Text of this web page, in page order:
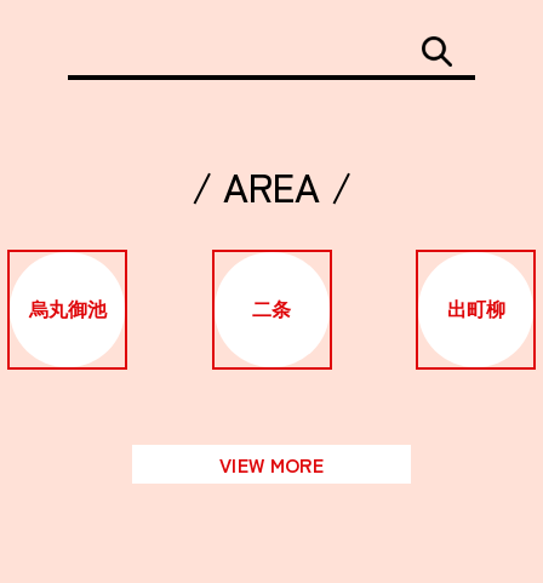
/ AREA /
烏丸御池 二条 出町柳
VIEW MORE